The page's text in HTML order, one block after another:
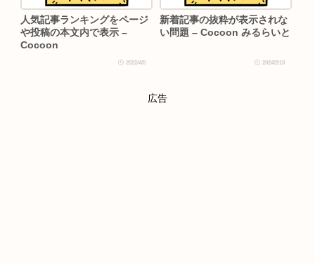
人気記事ランキングをページ
や投稿の本文内で表示 –
Cocoon
2022/4/5
新着記事の抜粋が表示されな
い問題 – Cocoon みるらいと
2024/2/10
広告